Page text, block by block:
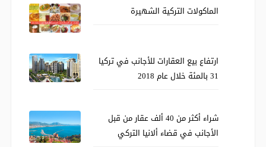
الماكولات التركية الشهيرة
ارتفاع بيع العقارات للأجانب في تركيا
31 بالمئة خلال عام 2018
شراء أكثر من 40 ألف عقار من قبل
الأجانب في قضاء ألانيا التركي